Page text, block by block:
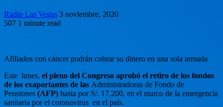
Radio Las Vegas 3 noviembre, 2020
507 1 minute read
Afiliados con cáncer podrán cobrar su dinero en una sola armada
Este lunes, el pleno del Congreso aprobó el retiro de los fondos
de los exaportantes de las Administradoras de Fondo de
Pensiones (AFP) hasta por S/. 17,200, en el marco de la emergencia
sanitaria por el coronavirus en el país.